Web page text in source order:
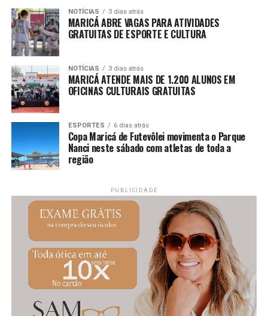
TV.
Copa Maricá de Futevôlei, Maricá, Parque Nanci, futevôlei,
esporte de areia, Liga Nacional de Futevôlei, Secretaria de
Esportes, eventos esportivos em Maricá, Maricá Web TV,
competição de futevôlei.
NOTÍCIAS 3 dias atrás
MARICÁ ABRE VAGAS PARA ATIVIDADES
GRATUITAS DE ESPORTE E CULTURA
NOTÍCIAS 3 dias atrás
MARICÁ ATENDE MAIS DE 1.200 ALUNOS EM
OFICINAS CULTURAIS GRATUITAS
ESPORTES 6 dias atrás
Copa Maricá de Futevôlei movimenta o Parque
Nanci neste sábado com atletas de toda a
região
PUBLICIDADE